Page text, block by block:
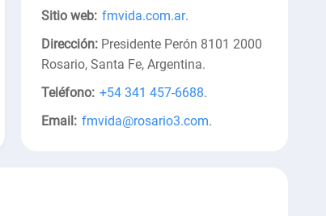
Sitio web: fmvida.com.ar.
Dirección: Presidente Perón 8101 2000
Rosario, Santa Fe, Argentina.
Teléfono: +54 341 457-6688.
Email: fmvida@rosario3.com.